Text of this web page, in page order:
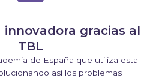
gracias al
TBL
de España que utiliza esta
así los problemas